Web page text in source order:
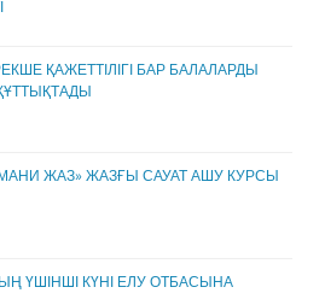
ҚАЖЕТТІЛІГІ БАР БАЛАЛАРДЫ
ЖАЗ» ЖАЗҒЫ САУАТ АШУ КУРСЫ
ҮШІНШІ КҮНІ ЕЛУ ОТБАСЫНА